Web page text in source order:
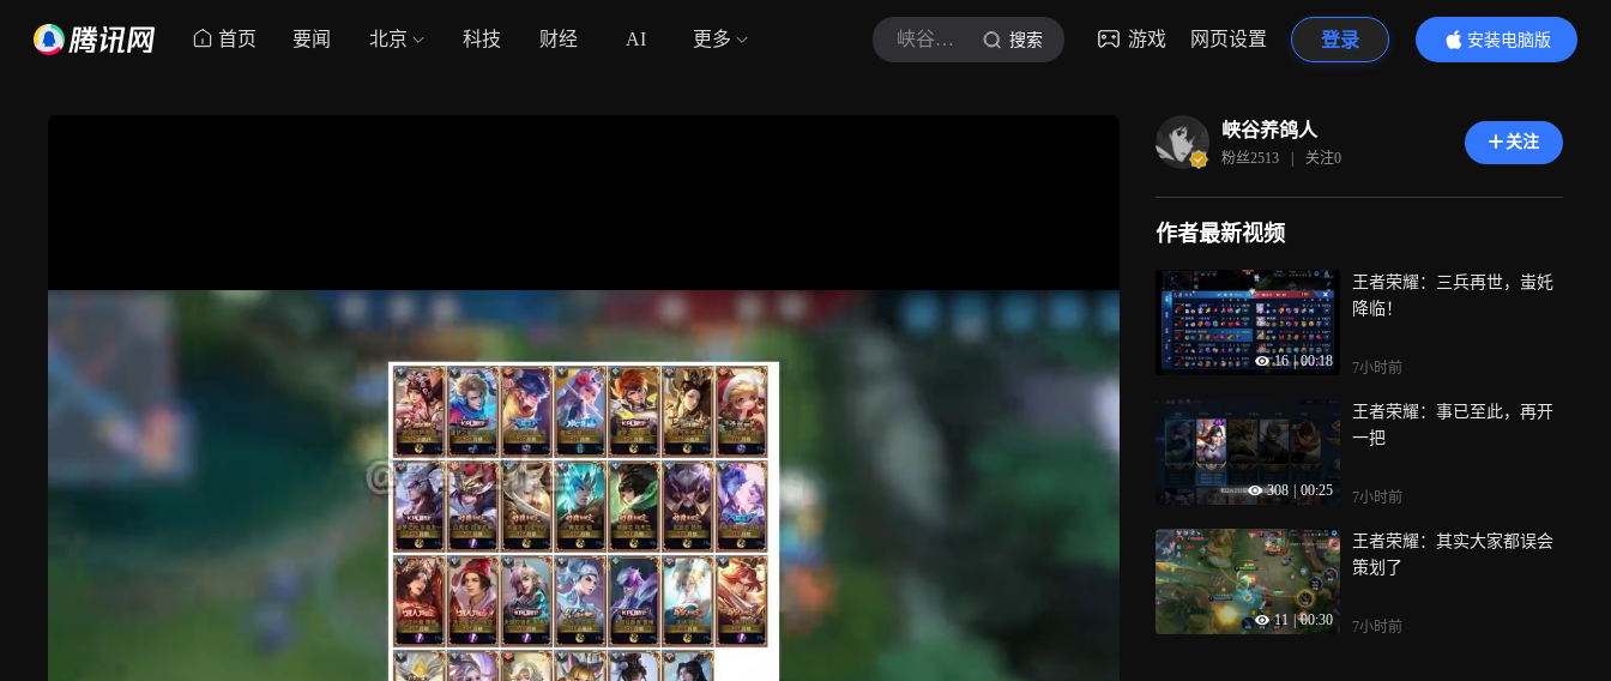
首页 要闻 北京 科技 财经 AI 更多 峡谷养鸽人 搜索 游戏 网页设置 登录
安装电脑版
内容更精彩
峡谷养鸽人
粉丝2513 | 关注0
关注
作者最新视频
16 | 00:18
王者荣耀：三兵再世，蚩奼
降临！
7小时前
308 00:25
王者荣耀：事已至此，再开
一把
7小时前
11 00:30
王者荣耀：其实大家都误会
策划了
7小时前